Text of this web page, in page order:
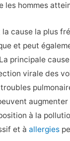
les hommes
cause la plus
et peut
principale
virale des
à la
et à allergies